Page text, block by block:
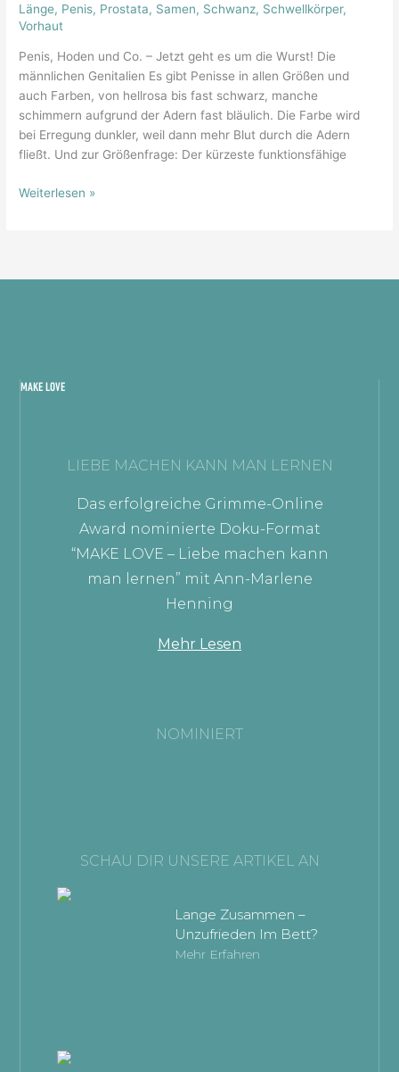
Länge, Penis, Prostata, Samen, Schwanz, Schwellkörper,
Vorhaut
Penis, Hoden und Co. – Jetzt geht es um die Wurst! Die
männlichen Genitalien Es gibt Penisse in allen Größen und
auch Farben, von hellrosa bis fast schwarz, manche
schimmern aufgrund der Adern fast bläulich. Die Farbe wird
bei Erregung dunkler, weil dann mehr Blut durch die Adern
fließt. Und zur Größenfrage: Der kürzeste funktionsfähige
Weiterlesen »
MAKE LOVE
LIEBE MACHEN KANN MAN LERNEN
Das erfolgreiche Grimme-Online
Award nominierte Doku-Format
“MAKE LOVE – Liebe machen kann
man lernen” mit Ann-Marlene
Henning
Mehr Lesen
NOMINIERT
SCHAU DIR UNSERE ARTIKEL AN
Lange Zusammen –
Unzufrieden Im Bett?
Mehr Erfahren